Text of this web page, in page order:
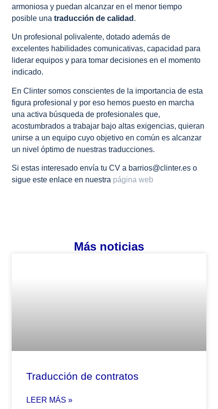
armoniosa y puedan alcanzar en el menor tiempo
posible una traducción de calidad .
Un profesional polivalente, dotado además de
excelentes habilidades comunicativas, capacidad para
liderar equipos y para tomar decisiones en el momento
indicado.
En Clinter somos conscientes de la importancia de esta
figura profesional y por eso hemos puesto en marcha
una activa búsqueda de profesionales que,
acostumbrados a trabajar bajo altas exigencias, quieran
unirse a un equipo cuyo objetivo en común es alcanzar
un nivel óptimo de nuestras traducciones.
Si estas interesado envía tu CV a barrios@clinter.es o
sigue este enlace en nuestra página web
Más noticias
Traducción de contratos
LEER MÁS »